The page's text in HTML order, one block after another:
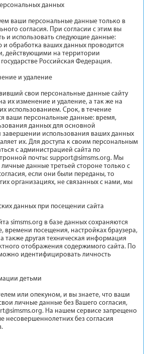
данных
ваши персональные данные только в
согласия. При согласии с этим вы
и использовать следующие данные:
и обработка ваших данных проводится
действующими на территории
Российская Федерация.
и удаление
свои персональные данные сайту
их изменение и удаление, а так же на
использованием. Срок, в течение
ваши персональные данные: время,
данных для основной
завершении использования ваших данных
их. Для доступа к своим персональным
с администрацией сайта по
почты:support@simsms.org. Мы
данные третьей стороне только с
если они были переданы, то
организациях, не связанных с нами, мы
данных при посещении сайта
simsms.org в базе данных сохраняются
времени посещения, настройках браузера,
также другая техническая информация
отображения содержимого сайта. По
идентифицировать личность
детьми
или опекуном, и вы знаете, что ваши
личные данные без Вашего согласия,
. На нашем сервисе запрещено
несовершеннолетних без согласия